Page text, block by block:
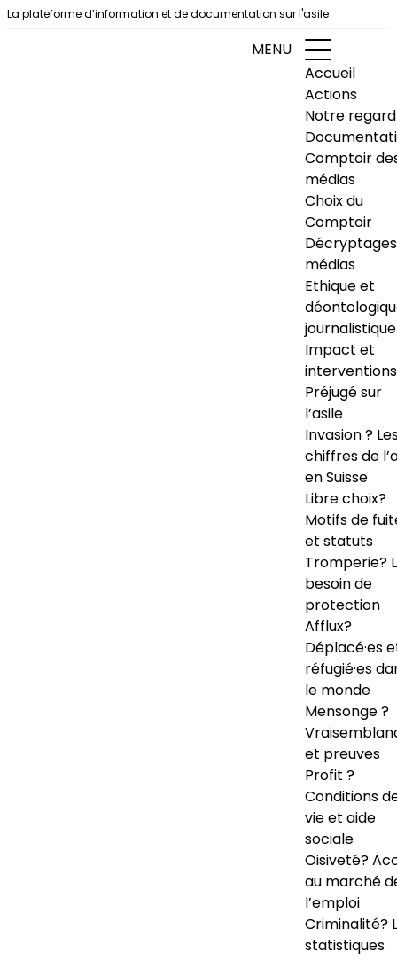
Aller au contenu
La plateforme d’information et de documentation sur l'asile
MENU
Accueil
Actions
Notre regard
Comptoir
médias
Choix du
Comptoir
Décryptages
médias
Ethique et
journalistique
Impact et
interventions
Préjugé sur
l’asile
Invasion ?
chiffres de
en Suisse
Libre choix?
Motifs de
et statuts
Tromperie?
besoin de
protection
Afflux?
Déplacé·es
réfugié·es
le monde
Mensonge ?
et preuves
Profit ?
Conditions
vie et aide
sociale
Oisiveté?
au marché
l’emploi
Criminalité?
statistiques